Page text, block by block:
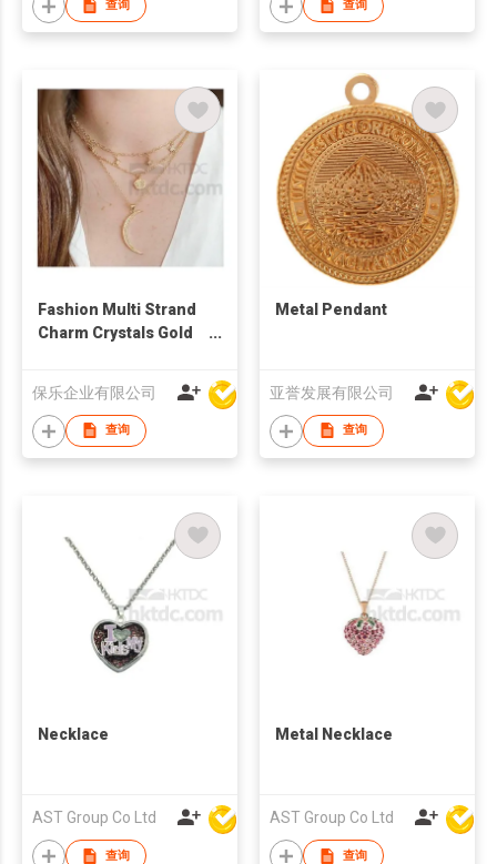
查询 查询
Fashion Multi Strand
Charm Crystals Gold
保乐企业有限公司
查询
Metal Pendant
亚誉发展有限公司
查询
Necklace
AST Group Co Ltd
查询
Metal Necklace
AST Group Co Ltd
查询